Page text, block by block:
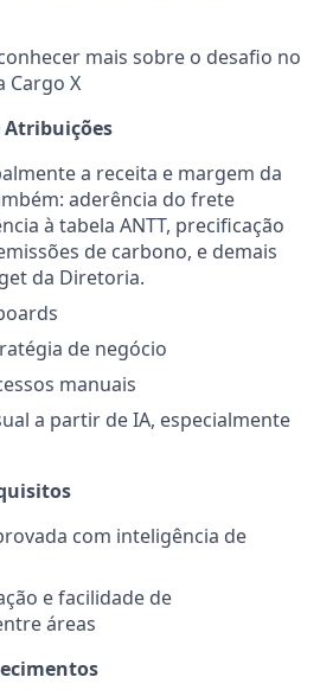
mais sobre o desafio no
Cargo X
Atribuições
a receita e margem da
aderência do frete
à tabela ANTT, precificação
de carbono, e demais
da Diretoria.
de negócio
manuais
a partir de IA, especialmente
com inteligência de
e facilidade de
áreas